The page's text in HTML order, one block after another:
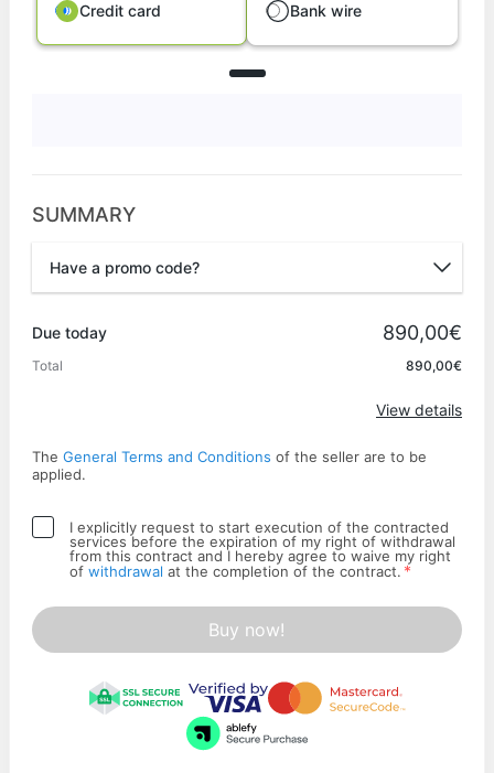
Credit card Bank wire
SUMMARY
Have a promo code?
Due today 890,00€
Total 890,00€
View details
The General Terms and Conditions of the seller are to be
applied.
I explicitly request to start execution of the contracted
services before the expiration of my right of withdrawal
from this contract and I hereby agree to waive my right
of withdrawal at the completion of the contract. *
Buy now!